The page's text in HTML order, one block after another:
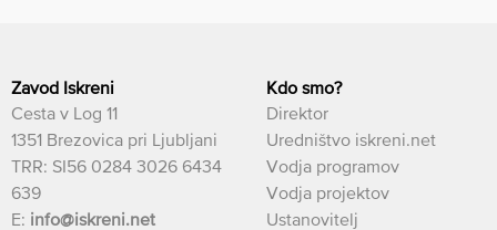
Zavod Iskreni
Cesta v Log 11
1351 Brezovica pri Ljubljani
TRR: SI56 0284 3026 6434
639
E: info@iskreni.net
Kdo smo?
Direktor
Uredništvo iskreni.net
Vodja programov
Vodja projektov
Ustanovitelj